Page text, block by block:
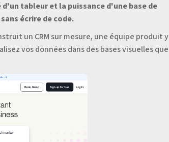
tableur et la puissance d'une base de
écrire de code.
un CRM sur mesure, une équipe produit y
vos données dans des bases visuelles que